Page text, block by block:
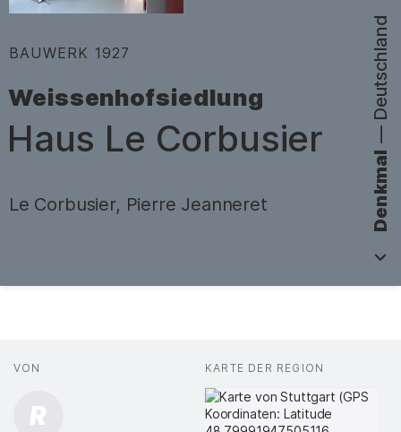
Weissenhofsiedlung
Haus Le Corbusier
BAUWERK 1927
Le Corbusier, Pierre Jeanneret Denkmal
—
Deutschland
VON
R
KARTE DER REGION